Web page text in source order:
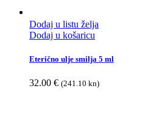
Dodaj u listu želja
Dodaj u košaricu
Eterično ulje smilja 5 ml
32.00 € (241.10 kn)